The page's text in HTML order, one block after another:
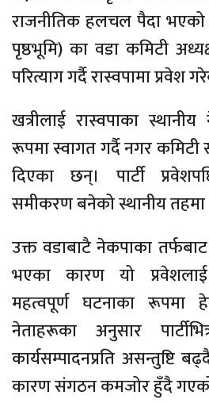
राजनीतिक हलचल पैदा
पृष्ठभूमि) का वडा कमिटी
परित्याग गर्दै रास्वपामा प्रवेश
खत्रीलाई रास्वपाका
रूपमा स्वागत गर्दै नगर कमिटी
दिएका छन्। पार्टी
समीकरण बनेको स्थानीय तहमा
उक्त वडाबाटै नेकपाका तर्फबाट
भएका कारण यो
महत्वपूर्ण घटनाका रूपमा
नेताहरूका अनुसार
कार्यसम्पादनप्रति असन्तुष्टि
कारण संगठन कमजोर हुँदै